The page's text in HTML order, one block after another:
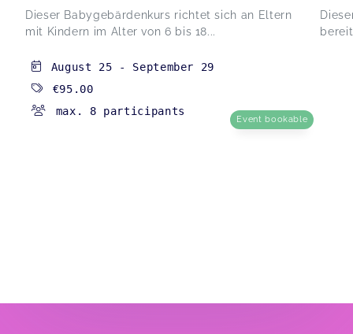
Dieser Babygebärdenkurs richtet sich an Eltern
mit Kindern im Alter von 6 bis 18...
August 25 - September 29
€95.00
max. 8 participants
Event bookable